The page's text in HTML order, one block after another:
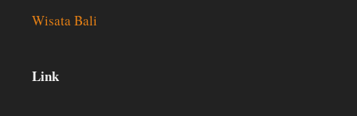
Wisata Bali
Link